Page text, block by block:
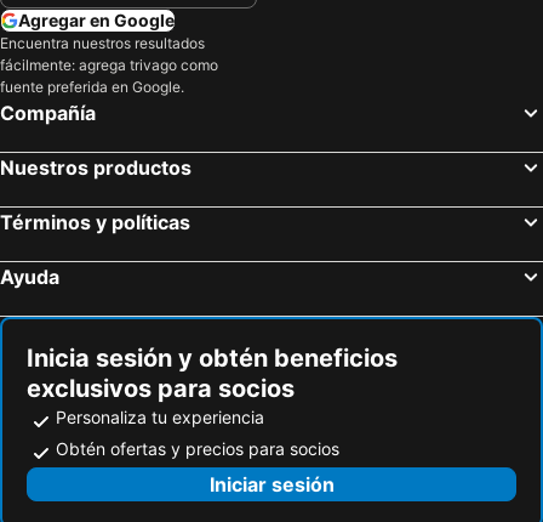
Hoteles en Puerto Plata
Hoteles en Puerto Rico
Hoteles en Provincia de San Antonio
Hoteles en Isla de Skiathos
Agregar en Google
Encuentra nuestros resultados
fácilmente: agrega trivago como
fuente preferida en Google.
Compañía
Nuestros productos
Términos y políticas
Ayuda
Inicia sesión y obtén beneficios
exclusivos para socios
Personaliza tu experiencia
Obtén ofertas y precios para socios
Iniciar sesión